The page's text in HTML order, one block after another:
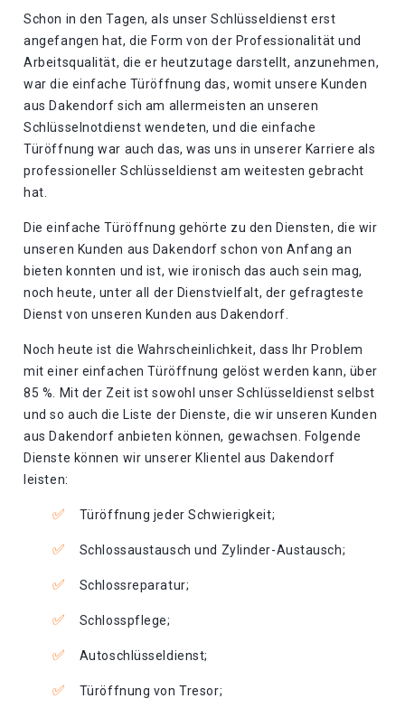
Schon in den Tagen, als unser Schlüsseldienst erst
angefangen hat, die Form von der Professionalität und
Arbeitsqualität, die er heutzutage darstellt, anzunehmen,
war die einfache Türöffnung das, womit unsere Kunden
aus Dakendorf sich am allermeisten an unseren
Schlüsselnotdienst wendeten, und die einfache
Türöffnung war auch das, was uns in unserer Karriere als
professioneller Schlüsseldienst am weitesten gebracht
hat.
Die einfache Türöffnung gehörte zu den Diensten, die wir
unseren Kunden aus Dakendorf schon von Anfang an
bieten konnten und ist, wie ironisch das auch sein mag,
noch heute, unter all der Dienstvielfalt, der gefragteste
Dienst von unseren Kunden aus Dakendorf.
Noch heute ist die Wahrscheinlichkeit, dass Ihr Problem
mit einer einfachen Türöffnung gelöst werden kann, über
85 %. Mit der Zeit ist sowohl unser Schlüsseldienst selbst
und so auch die Liste der Dienste, die wir unseren Kunden
aus Dakendorf anbieten können, gewachsen. Folgende
Dienste können wir unserer Klientel aus Dakendorf
leisten:
Türöffnung jeder Schwierigkeit;
Schlossaustausch und Zylinder-Austausch;
Schlossreparatur;
Schlosspflege;
Autoschlüsseldienst;
Türöffnung von Tresor;